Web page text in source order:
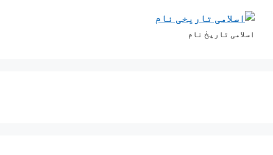
اسلامی تاریخٰ نام